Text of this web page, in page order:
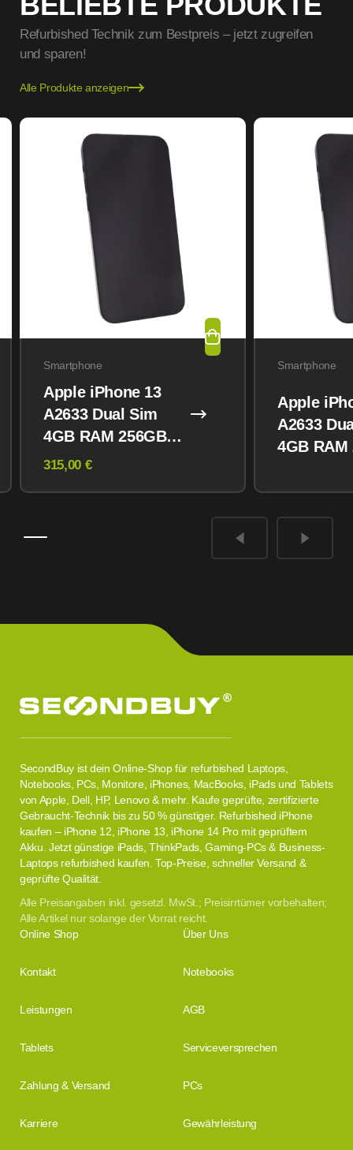
Refurbished Technik zum Bestpreis – jetzt zugreifen
und sparen!
Alle Produkte anzeigen
Smartphone
Apple iPhone 13
A2633 Dual Sim
4GB RAM 256GB
Midnight
315,00 €
Smartphone
Apple
A2633
4GB RAM
SecondBuy ist dein Online-Shop für refurbished Laptops,
Notebooks, PCs, Monitore, iPhones, MacBooks, iPads und Tablets
von Apple, Dell, HP, Lenovo & mehr. Kaufe geprüfte, zertifizierte
Gebraucht-Technik bis zu 50 % günstiger. Refurbished iPhone
kaufen – iPhone 12, iPhone 13, iPhone 14 Pro mit geprüftem
Akku. Jetzt günstige iPads, ThinkPads, Gaming-PCs & Business-
Laptops refurbished kaufen. Top-Preise, schneller Versand &
geprüfte Qualität.
Alle Preisangaben inkl. gesetzl. MwSt.; Preisirrtümer vorbehalten;
Alle Artikel nur solange der Vorrat reicht.
Online Shop Über Uns
Kontakt Notebooks
Leistungen AGB
Tablets Serviceversprechen
Zahlung & Versand PCs
Karriere Gewährleistung